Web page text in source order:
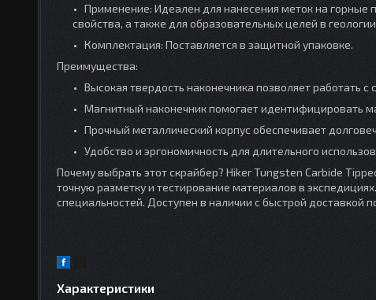
Применение: Идеален для нанесения меток на
свойства, а также для образовательных целей в
Комплектация: Поставляется в защитной упаковке.
Преимущества:
Высокая твердость наконечника позволяет работать
Магнитный наконечник помогает идентифицировать
Прочный металлический корпус обеспечивает
Удобство и эргономичность для длительного
Почему выбрать этот скрайбер? Hiker Tungsten Carbide
точную разметку и тестирование материалов в
специальностей. Доступен в наличии с быстрой доставкой
Характеристики